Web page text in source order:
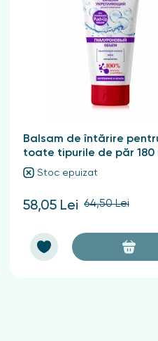
Balsam de întărire
toate tipurile de păr 180
Stoc epuizat
58,05 Lei 64,50 Lei